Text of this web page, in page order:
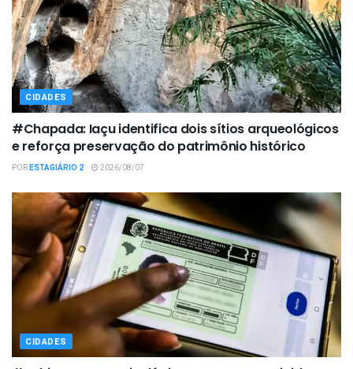
CIDADES
#Chapada: Iaçu identifica dois sítios arqueológicos
e reforça preservação do patrimônio histórico
PORESTAGIÁRIO 2 2026/08/07
CIDADES